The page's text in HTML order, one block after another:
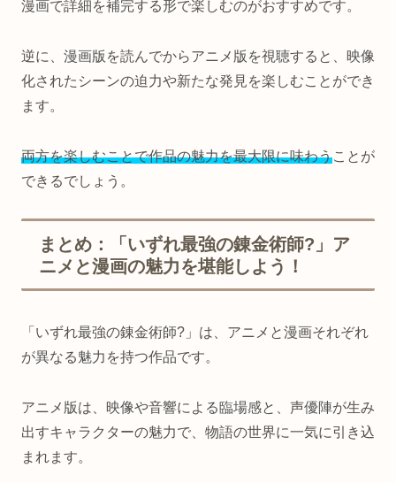
漫画で詳細を補完する形で楽しむのがおすすめです。
逆に、漫画版を読んでからアニメ版を視聴すると、映像
化されたシーンの迫力や新たな発見を楽しむことができ
ます。
両方を楽しむことで作品の魅力を最大限に味わうことが
できるでしょう。
まとめ：「いずれ最強の錬金術師?」ア
ニメと漫画の魅力を堪能しよう！
「いずれ最強の錬金術師?」は、アニメと漫画それぞれ
が異なる魅力を持つ作品です。
アニメ版は、映像や音響による臨場感と、声優陣が生み
出すキャラクターの魅力で、物語の世界に一気に引き込
まれます。